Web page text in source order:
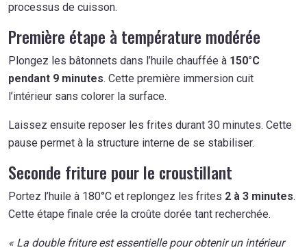
processus de cuisson.
Première étape à température modérée
Plongez les bâtonnets dans l’huile chauffée à 150°C
pendant 9 minutes. Cette première immersion cuit
l’intérieur sans colorer la surface.
Laissez ensuite reposer les frites durant 30 minutes. Cette
pause permet à la structure interne de se stabiliser.
Seconde friture pour le croustillant
Portez l’huile à 180°C et replongez les frites 2 à 3 minutes.
Cette étape finale crée la croûte dorée tant recherchée.
« La double friture est essentielle pour obtenir un intérieur